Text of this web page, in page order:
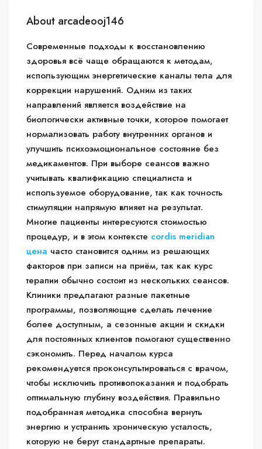
About arcadeooj146
Современные подходы к восстановлению
здоровья всё чаще обращаются к методам,
использующим энергетические каналы тела для
коррекции нарушений. Одним из таких
направлений является воздействие на
биологически активные точки, которое помогает
нормализовать работу внутренних органов и
улучшить психоэмоциональное состояние без
медикаментов. При выборе сеансов важно
учитывать квалификацию специалиста и
используемое оборудование, так как точность
стимуляции напрямую влияет на результат.
Многие пациенты интересуются стоимостью
процедур, и в этом контексте cordis meridian
цена часто становится одним из решающих
факторов при записи на приём, так как курс
терапии обычно состоит из нескольких сеансов.
Клиники предлагают разные пакетные
программы, позволяющие сделать лечение
более доступным, а сезонные акции и скидки
для постоянных клиентов помогают существенно
сэкономить. Перед началом курса
рекомендуется проконсультироваться с врачом,
чтобы исключить противопоказания и подобрать
оптимальную глубину воздействия. Правильно
подобранная методика способна вернуть
энергию и устранить хроническую усталость,
которую не берут стандартные препараты.